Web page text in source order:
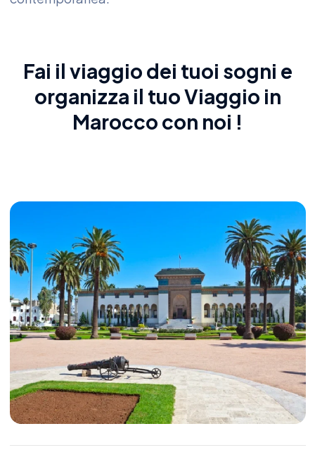
Fai il viaggio dei tuoi sogni e
organizza il tuoViaggio in
Marocco con noi !